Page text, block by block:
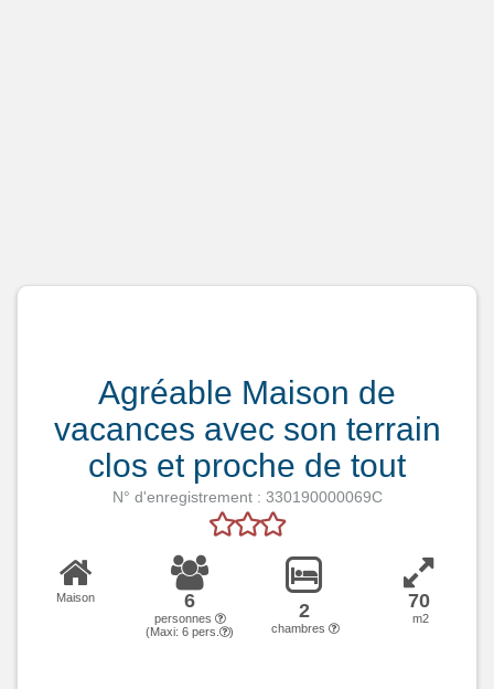
Agréable Maison de
vacances avec son terrain
clos et proche de tout
N° d'enregistrement : 330190000069C
Maison 6
personnes
(Maxi: 6 pers. )
2
chambres
70
m2